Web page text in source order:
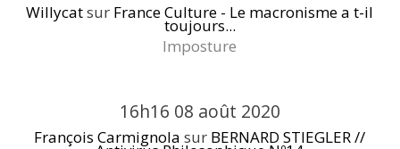
Willycatsur France Culture - Le macronisme a t-il
toujours...
Imposture
16h16 08 août 2020
François Carmignola sur BERNARD STIEGLER //